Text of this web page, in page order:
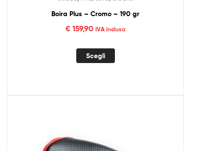
Boira Plus – Cromo – 190 gr
€159,90 IVA inclusa
Scegli